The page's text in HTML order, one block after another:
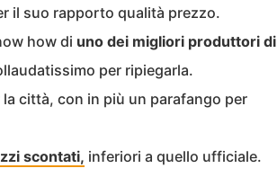
il suo rapporto qualità prezzo.
how di uno dei migliori produttori di
per ripiegarla.
la città, con in più un parafango per
scontati, inferiori a quello ufficiale.